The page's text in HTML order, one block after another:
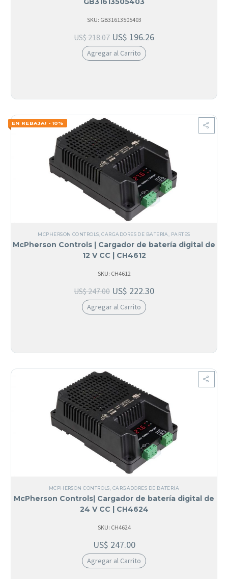
SKU: GB31613505403
US$218.07 US$ 196.26
Agregar al Carrito
EN REBAJA! - 10%
MCPHERSON CONTROLS ,CARGADORES DE BATERÍA PARTES
McPherson Controls | Cargador de batería digital de
12 V CC | CH4612
SKU: CH4612
US$247.00 US$ 222.30
Agregar al Carrito
MCPHERSON CONTROLS CARGADORES DE BATERÍA
McPherson Controls| Cargador de batería digital de
24 V CC | CH4624
SKU: CH4624
US$ 247.00
Agregar al Carrito